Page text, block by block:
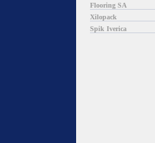
Flooring SA
Xilopack
Spik Iverica